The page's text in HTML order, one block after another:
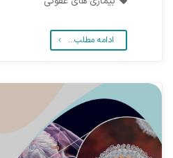
ادامه مطلب...